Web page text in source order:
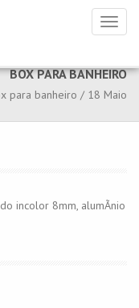
BOX PARA BANHEIRO
para banheiro / 18 Maio
incolor 8mm, alumÃ­nio